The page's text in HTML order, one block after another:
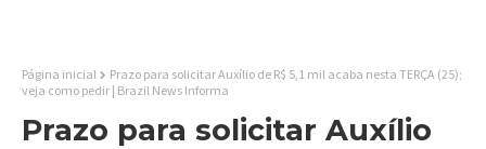
Página inicial
Prazo para solicitar Auxílio de R$ 5,1 mil acaba nesta TERÇA (25);
veja como pedir | Brazil News Informa
Prazo para solicitar Auxílio